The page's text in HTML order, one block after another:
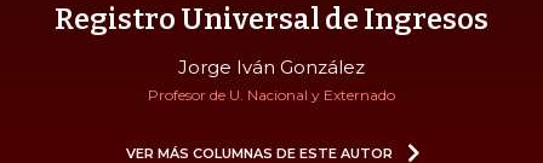
Registro Universal de Ingresos
Jorge Iván González
Profesor de U. Nacional y Externado
VER MÁS COLUMNAS DE ESTE AUTOR